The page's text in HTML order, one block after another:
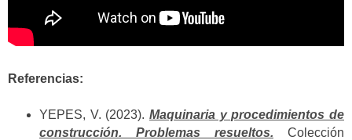
Referencias:
YEPES, V. (2023). Maquinaria y procedimientos de
construcción. Problemas resueltos. Colección